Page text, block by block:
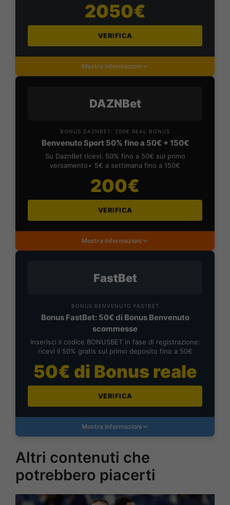
2050€
VERIFICA
Mostra Informazioni
DAZNBet
BONUS DAZNBET: 200€ REAL BONUS
Benvenuto Sport 50% fino a 50€ + 150€
Su DaznBet ricevi: 50% fino a 50€ sul primo
versamento+ 5€ a settimana fino a 150€
200€
VERIFICA
Mostra Informazioni
FastBet
BONUS BENVENUTO FASTBET
Bonus FastBet: 50€ di Bonus Benvenuto
scommesse
Inserisci il codice BONUSBET in fase di registrazione:
ricevi il 50% gratis sul primo deposito fino a 50€
50€ di Bonus reale
VERIFICA
Mostra Informazioni
Altri contenuti che
potrebbero piacerti